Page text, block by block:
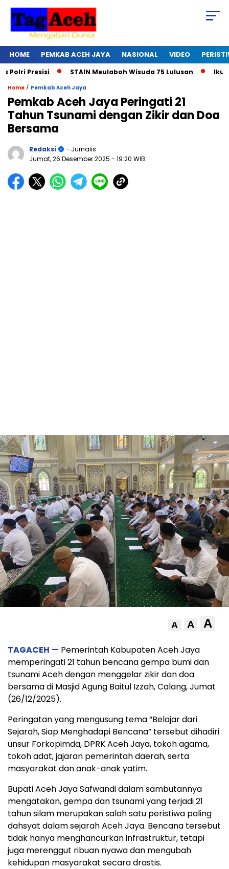
HOME PEMKAB ACEH JAYA NASIONAL VIDEO
Presisi STAIN Meulaboh Wisuda 75 Lulusan Ikut
Home / Pemkab Aceh Jaya
Pemkab Aceh Jaya Peringati 21
Tahun Tsunami dengan Zikir dan Doa
Bersama
Redaksi
- Jurnalis
Jumat, 26 Desember 2025 - 19:20 WIB
A A A
TAGACEH — Pemerintah Kabupaten Aceh Jaya
memperingati 21 tahun bencana gempa bumi dan
tsunami Aceh dengan menggelar zikir dan doa
bersama di Masjid Agung Baitul Izzah, Calang, Jumat
(26/12/2025).
Peringatan yang mengusung tema “Belajar dari
Sejarah, Siap Menghadapi Bencana” tersebut dihadiri
unsur Forkopimda, DPRK Aceh Jaya, tokoh agama,
tokoh adat, jajaran pemerintah daerah, serta
masyarakat dan anak-anak yatim.
Bupati Aceh Jaya Safwandi dalam sambutannya
mengatakan, gempa dan tsunami yang terjadi 21
tahun silam merupakan salah satu peristiwa paling
dahsyat dalam sejarah Aceh Jaya. Bencana tersebut
tidak hanya menghancurkan infrastruktur, tetapi
juga merenggut ribuan nyawa dan mengubah
kehidupan masyarakat secara drastis.